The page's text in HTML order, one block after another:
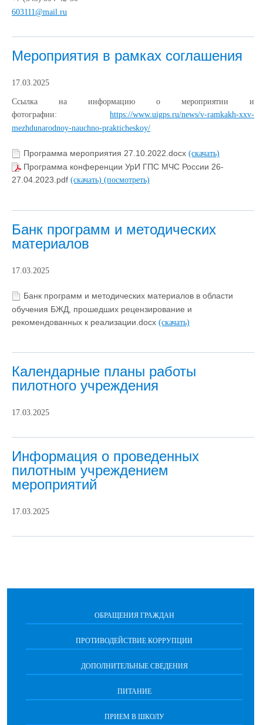
603111@mail.ru
Мероприятия в рамках соглашения
17.03.2025
Ссылка на информацию о мероприятии и
фотографии: https://www.uigps.ru/news/v-ramkakh-xxv-
mezhdunarodnoy-nauchno-prakticheskoy/
Программа мероприятия 27.10.2022.docx (скачать)
Программа конференции УрИ ГПС МЧС России 26-
27.04.2023.pdf (скачать) (посмотреть)
Банк программ и методических
материалов
17.03.2025
Банк программ и методических материалов в области
обучения БЖД, прошедших рецензирование и
рекомендованных к реализации.docx (скачать)
Календарные планы работы
пилотного учреждения
17.03.2025
Информация о проведенных
пилотным учреждением
мероприятий
17.03.2025
ОБРАЩЕНИЯ ГРАЖДАН
ПРОТИВОДЕЙСТВИЕ КОРРУПЦИИ
ДОПОЛНИТЕЛЬНЫЕ СВЕДЕНИЯ
ПИТАНИЕ
ПРИЕМ В ШКОЛУ